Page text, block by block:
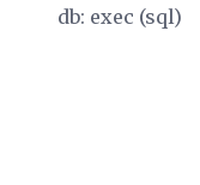
db: exec (sql)